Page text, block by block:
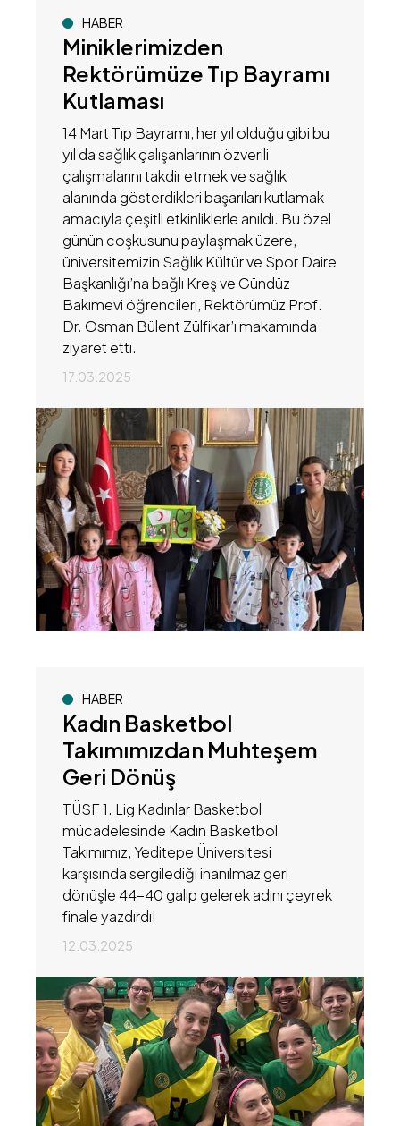
HABER
Miniklerimizden
Rektörümüze Tıp Bayramı
Kutlaması
14 Mart Tıp Bayramı, her yıl olduğu gibi bu
yıl da sağlık çalışanlarının özverili
çalışmalarını takdir etmek ve sağlık
alanında gösterdikleri başarıları kutlamak
amacıyla çeşitli etkinliklerle anıldı. Bu özel
günün coşkusunu paylaşmak üzere,
üniversitemizin Sağlık Kültür ve Spor Daire
Başkanlığı’na bağlı Kreş ve Gündüz
Bakımevi öğrencileri, Rektörümüz Prof.
Dr. Osman Bülent Zülfikar’ı makamında
ziyaret etti.
17.03.2025
HABER
Kadın Basketbol
Takımımızdan Muhteşem
Geri Dönüş
TÜSF 1. Lig Kadınlar Basketbol
mücadelesinde Kadın Basketbol
Takımımız, Yeditepe Üniversitesi
karşısında sergilediği inanılmaz geri
dönüşle 44-40 galip gelerek adını çeyrek
finale yazdırdı!
12.03.2025